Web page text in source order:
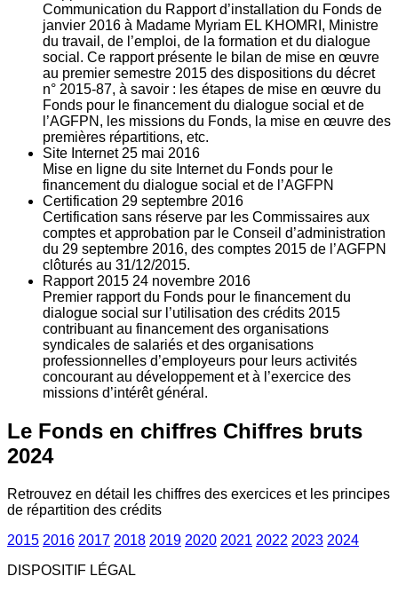
Communication du Rapport d’installation du Fonds de
janvier 2016 à Madame Myriam EL KHOMRI, Ministre
du travail, de l’emploi, de la formation et du dialogue
social. Ce rapport présente le bilan de mise en œuvre
au premier semestre 2015 des dispositions du décret
n° 2015-87, à savoir : les étapes de mise en œuvre du
Fonds pour le financement du dialogue social et de
l’AGFPN, les missions du Fonds, la mise en œuvre des
premières répartitions, etc.
Site Internet 25 mai 2016
Mise en ligne du site Internet du Fonds pour le
financement du dialogue social et de l’AGFPN
Certification 29 septembre 2016
Certification sans réserve par les Commissaires aux
comptes et approbation par le Conseil d’administration
du 29 septembre 2016, des comptes 2015 de l’AGFPN
clôturés au 31/12/2015.
Rapport 2015 24 novembre 2016
Premier rapport du Fonds pour le financement du
dialogue social sur l’utilisation des crédits 2015
contribuant au financement des organisations
syndicales de salariés et des organisations
professionnelles d’employeurs pour leurs activités
concourant au développement et à l’exercice des
missions d’intérêt général.
Le Fonds en chiffres Chiffres bruts
2024
Retrouvez en détail les chiffres des exercices et les principes
de répartition des crédits
2015 2016 2017 2018 2019 2020 2021 2022 2023 2024
DISPOSITIF LÉGAL